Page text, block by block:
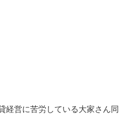
経営に苦労している大家さん同